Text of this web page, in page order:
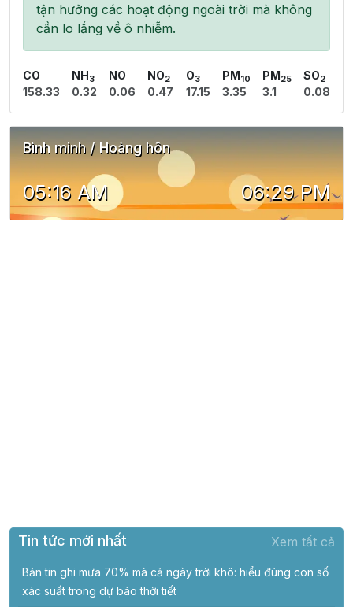
tận hưởng các hoạt động ngoài trời mà không
cần lo lắng về ô nhiễm.
CO
158.33
NH 3
0.32
NO
0.06
NO2
0.47
O3
17.15
PM 10
3.35
PM 25
3.1
SO2
0.08
Bình minh / Hoàng hôn
05:16 AM 06:29 PM
Tin tức mới nhất Xem tất cả
Bản tin ghi mưa 70% mà cả ngày trời khô: hiểu đúng con số
xác suất trong dự báo thời tiết